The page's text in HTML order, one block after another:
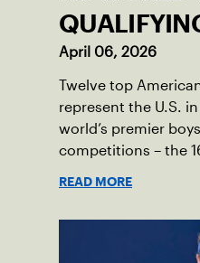
April 06, 2026
Twelve top
represent the U.S.
world’s premier
competitions – the
READ MORE